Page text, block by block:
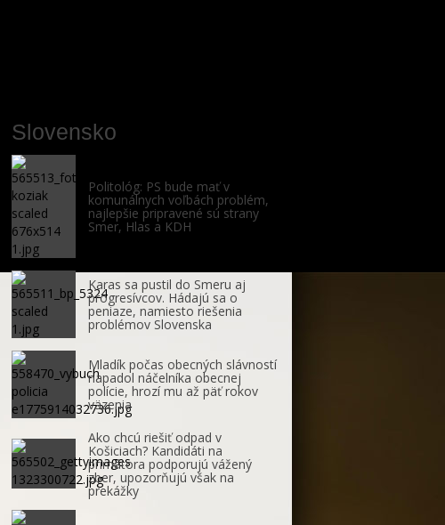
Slovensko
Politológ: PS bude mať v
komunálnych voľbách problém,
najlepšie pripravené sú strany
Smer, Hlas a KDH
Karas sa pustil do Smeru aj
progresívcov. Hádajú sa o
peniaze, namiesto riešenia
problémov Slovenska
Mladík počas obecných slávností
napadol náčelníka obecnej
polície, hrozí mu až päť rokov
väzenia
Ako chcú riešiť odpad v
Košiciach? Kandidáti na
primátora podporujú vážený
zber, upozorňujú však na
prekážky